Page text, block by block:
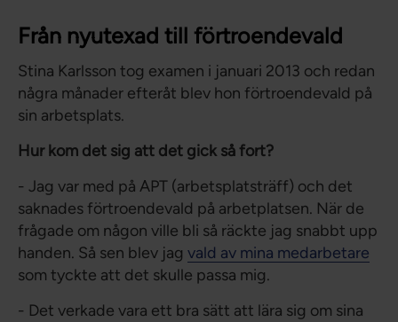
Från nyutexad till förtroendevald
Stina Karlsson tog examen i januari 2013 och redan
några månader efteråt blev hon förtroendevald på
sin arbetsplats.
Hur kom det sig att det gick så fort?
- Jag var med på APT (arbetsplatsträff) och det
saknades förtroendevald på arbetplatsen. När de
frågade om någon ville bli så räckte jag snabbt upp
handen. Så sen blev jag vald av mina medarbetare
som tyckte att det skulle passa mig.
- Det verkade vara ett bra sätt att lära sig om sina